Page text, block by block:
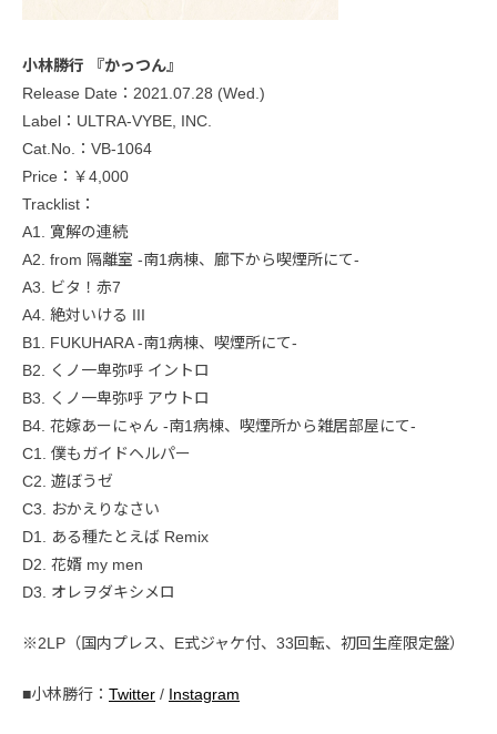
小林勝行 『かっつん』
Release Date：2021.07.28 (Wed.)
Label：ULTRA-VYBE, INC.
Cat.No.：VB-1064
Price：￥4,000
Tracklist：
A1. 寛解の連続
A2. from 隔離室 -南1病棟、廊下から喫煙所にて-
A3. ビタ！赤7
A4. 絶対いける III
B1. FUKUHARA -南1病棟、喫煙所にて-
B2. くノ一卑弥呼 イントロ
B3. くノ一卑弥呼 アウトロ
B4. 花嫁あーにゃん -南1病棟、喫煙所から雑居部屋にて-
C1. 僕もガイドヘルパー
C2. 遊ぼうゼ
C3. おかえりなさい
D1. ある種たとえば Remix
D2. 花婿 my men
D3. オレヲダキシメロ
※2LP（国内プレス、E式ジャケ付、33回転、初回生産限定盤）
■小林勝行： Twitter / Instagram